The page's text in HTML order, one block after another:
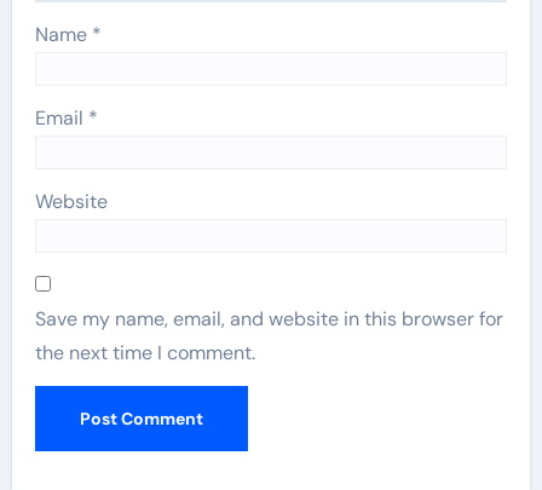
Name *
Email *
Website
Save my name, email, and website in this browser for
the next time I comment.